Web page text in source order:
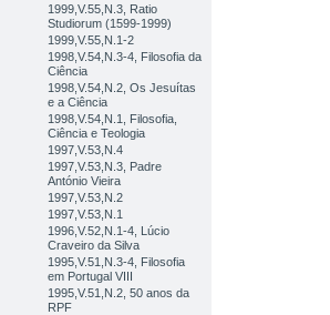
1999,V.55,N.3, Ratio
Studiorum (1599-1999)
1999,V.55,N.1-2
1998,V.54,N.3-4, Filosofia da
Ciência
1998,V.54,N.2, Os Jesuítas
e a Ciência
1998,V.54,N.1, Filosofia,
Ciência e Teologia
1997,V.53,N.4
1997,V.53,N.3, Padre
António Vieira
1997,V.53,N.2
1997,V.53,N.1
1996,V.52,N.1-4, Lúcio
Craveiro da Silva
1995,V.51,N.3-4, Filosofia
em Portugal VIII
1995,V.51,N.2, 50 anos da
RPF